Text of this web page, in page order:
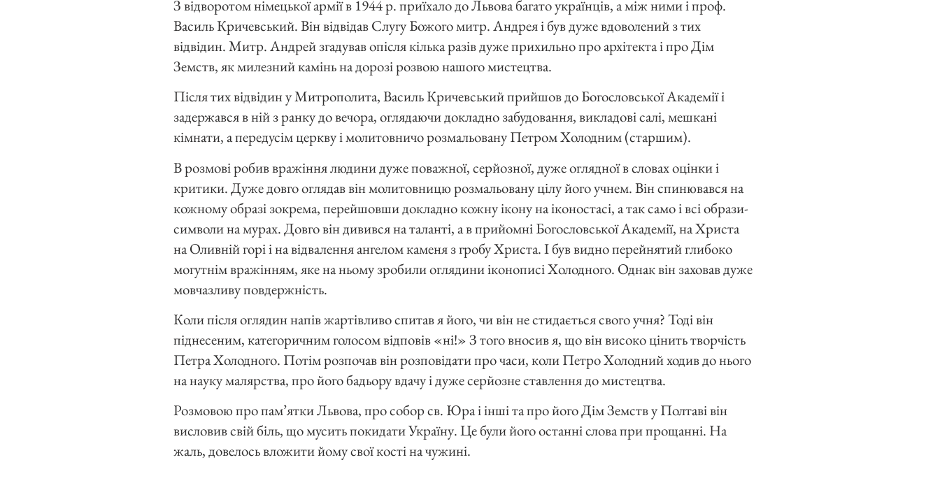
З відворотом німецької армії в 1944 р. приїхало до Львова багато українців, а між ними і проф.
Василь Кричевський. Він відвідав Слугу Божого митр. Андрея і був дуже вдоволений з тих
відвідин. Митр. Андрей згадував опісля кілька разів дуже прихильно про архітекта і про Дім
Земств, як милезний камінь на дорозі розвою нашого мистецтва.
Після тих відвідин у Митрополита, Василь Кричевський прийшов до Богословської Академії і
задержався в ній з ранку до вечора, оглядаючи докладно забудовання, викладові салі, мешкані
кімнати, а передусім церкву і молитовничо розмальовану Петром Холодним (старшим).
В розмові робив вражіння людини дуже поважної, серйозної, дуже оглядної в словах оцінки і
критики. Дуже довго оглядав він молитовницю розмальовану цілу його учнем. Він спинювався на
кожному образі зокрема, перейшовши докладно кожну ікону на іконостасі, а так само і всі образи-
символи на мурах. Довго він дивився на таланті, а в прийомні Богословської Академії, на Христа
на Оливній горі і на відвалення ангелом каменя з гробу Христа. І був видно перейнятий глибоко
могутнім вражінням, яке на ньому зробили оглядини іконописі Холодного. Однак він заховав дуже
мовчазливу повдержність.
Коли після оглядин напів жартівливо спитав я його, чи він не стидається свого учня? Тоді він
піднесеним, категоричним голосом відповів «ні!» З того вносив я, що він високо цінить творчість
Петра Холодного. Потім розпочав він розповідати про часи, коли Петро Холодний ходив до нього
на науку малярства, про його бадьору вдачу і дуже серйозне ставлення до мистецтва.
Розмовою про пам’ятки Львова, про собор св. Юра і інші та про його Дім Земств у Полтаві він
висловив свій біль, що мусить покидати Україну. Це були його останні слова при прощанні. На
жаль, довелось вложити йому свої кості на чужині.